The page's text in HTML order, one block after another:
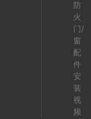
防
火
门/
窗
配
件
安
装
视
频